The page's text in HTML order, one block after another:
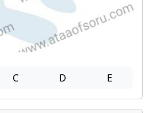
C D E